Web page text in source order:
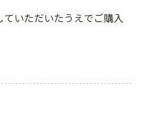
いただいたうえでご購入